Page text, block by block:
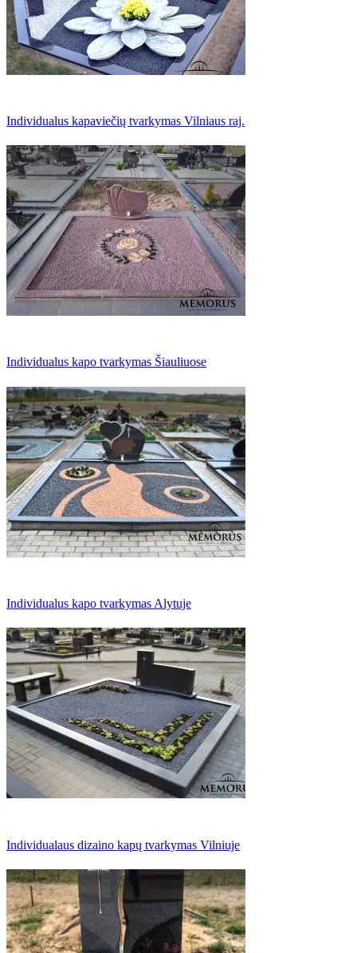
Individualus kapaviečių tvarkymas Vilniaus raj.
Individualus kapo tvarkymas Šiauliuose
Individualus kapo tvarkymas Alytuje
Individualaus dizaino kapų tvarkymas Vilniuje